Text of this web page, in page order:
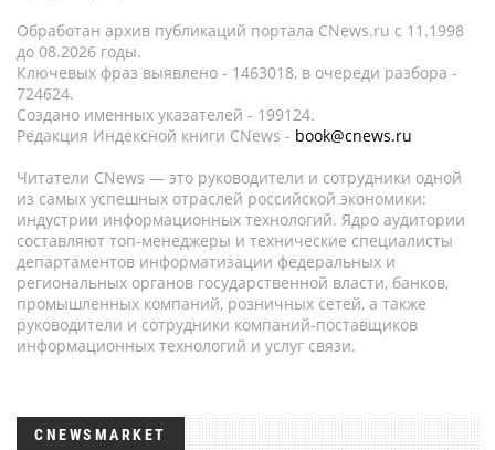
Обработан архив публикаций портала CNews.ru c 11.1998
до 08.2026 годы.
Ключевых фраз выявлено - 1463018, в очереди разбора -
724624.
Создано именных указателей - 199124.
Редакция Индексной книги CNews - book@cnews.ru
Читатели CNews — это руководители и сотрудники одной
из самых успешных отраслей российской экономики:
индустрии информационных технологий. Ядро аудитории
составляют топ-менеджеры и технические специалисты
департаментов информатизации федеральных и
региональных органов государственной власти, банков,
промышленных компаний, розничных сетей, а также
руководители и сотрудники компаний-поставщиков
информационных технологий и услуг связи.
CNEWSMARKET